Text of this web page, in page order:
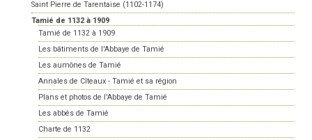
Saint Pierre de Tarentaise (1102-1174)
Tamié de 1132 à 1909
Tamié de 1132 à 1909
Les bâtiments de l'Abbaye de Tamié
Les aumônes de Tamié
Annales de Cîteaux - Tamié et sa région
Plans et photos de l'Abbaye de Tamié
Les abbés de Tamié
Charte de 1132